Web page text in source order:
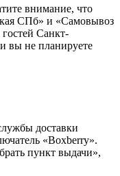
внимание, что
СПб» и «Самовывоз
Санкт-
вы не планируете
доставки
«Boxberry».
пункт выдачи»,